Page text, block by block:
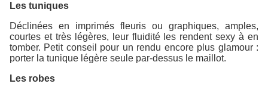
Les tuniques
Déclinées en imprimés fleuris ou graphiques, amples,
courtes et très légères, leur fluidité les rendent sexy à en
tomber. Petit conseil pour un rendu encore plus glamour :
porter la tunique légère seule par-dessus le maillot.
Les robes